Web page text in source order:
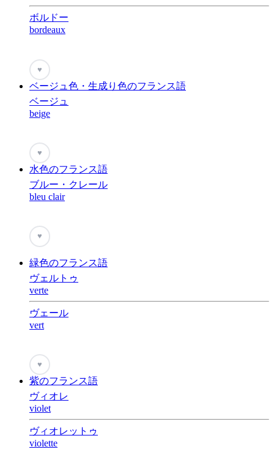
ボルドー
bordeaux
♥
ベージュ色・生成り色のフランス語
ベージュ
beige
♥
水色のフランス語
ブルー・クレール
bleu clair
♥
緑色のフランス語
ヴェルトゥ
verte
ヴェール
vert
♥
紫のフランス語
ヴィオレ
violet
ヴィオレットゥ
violette